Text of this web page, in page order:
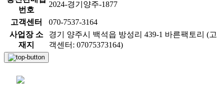
번호
2024-경기양주-1877
고객센터
070-7537-3164
사업장 소
재지
경기 양주시 백석읍 방성리 439-1 바른팩토리 (고
객센터: 07075373164)